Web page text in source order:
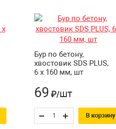
Бур по бетону,
хвостовик SDS PLUS,
6 х 160 мм, шт
69 ₽/шт
В корзину